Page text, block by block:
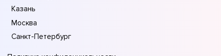
Казань
Москва
Санкт-Петербург